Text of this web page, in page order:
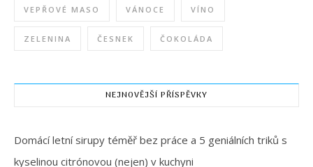
VEPŘOVÉ MASO VÁNOCE VÍNO
ZELENINA ČESNEK ČOKOLÁDA
NEJNOVĚJŠÍ PŘÍSPĚVKY
Domácí letní sirupy téměř bez práce a 5 geniálních triků s
kyselinou citrónovou (nejen) v kuchyni